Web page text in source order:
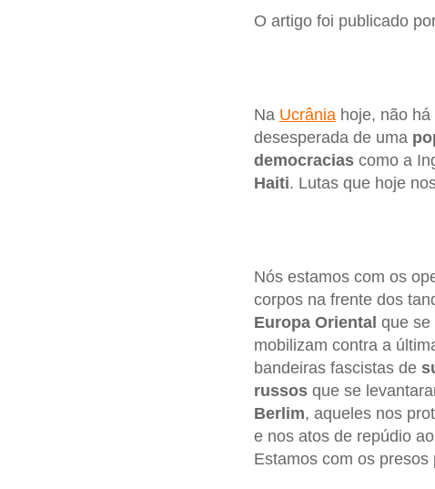
O artigo foi publicado
Na Ucrâniahoje, não há
desesperada de uma
democraciascomo a
Haiti. Lutas que hoje
Nós estamos com os
corpos na frente dos
Europa Oriental que se
mobilizam contra a
bandeiras fascistas de
russosque se
Berlim, aqueles nos
e nos atos de repúdio
Estamos com os